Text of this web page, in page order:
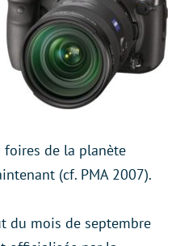
foires de la planète
(cf. PMA 2007).
du mois de septembre